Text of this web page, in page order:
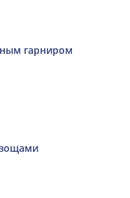
гарниром